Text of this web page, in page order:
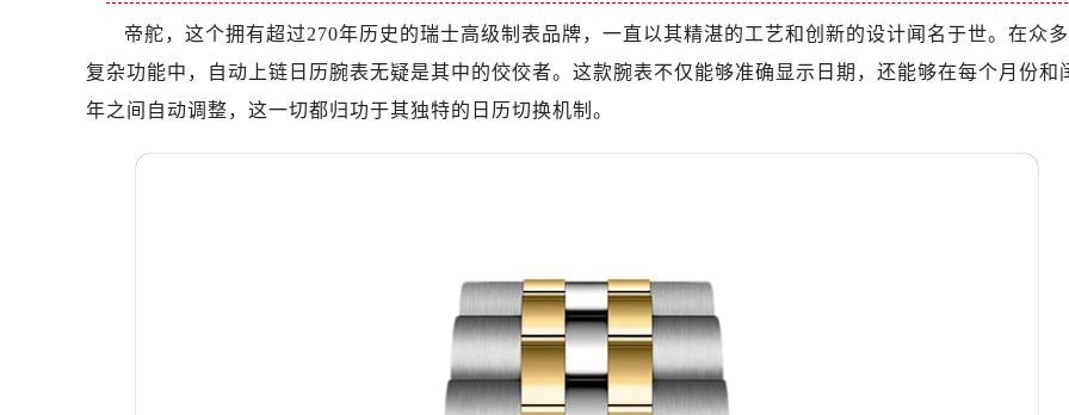
泰州市海陵区永定东路399号置地商务中心东塔写字楼（华润万象城）17层1706室（需提前预约）
宁波市江北区大闸南路500号来福士广场办公楼20层2009室（需提前预约）
金华市金东区东市南街777号金华万达广场写字楼4号楼22层2209室（需提前预约）
绍兴市越城区胜利东路379号世茂天际中心写字楼8层805室（需提前预约）
广州市天河区天河路230号万菱汇国际中心写字楼A塔7层704室（需提前预约）
广州市越秀区环市东路371-375号世界贸易中心大厦南塔写字楼15层07室（需提前预约）
深圳市罗湖区深南东路5001号华润大厦写字楼17层1701室（需提前预约）
惠州市惠城区江北文昌一路7号华贸大厦写字楼1座30层05室（需提前预约）
帝舵，这个拥有超过270年历史的瑞士高级制表品牌，一直以其精湛的工艺和创新的设计闻名于世。在众多
复杂功能中，自动上链日历腕表无疑是其中的佼佼者。这款腕表不仅能够准确显示日期，还能够在每个月份和
年之间自动调整，这一切都归功于其独特的日历切换机制。